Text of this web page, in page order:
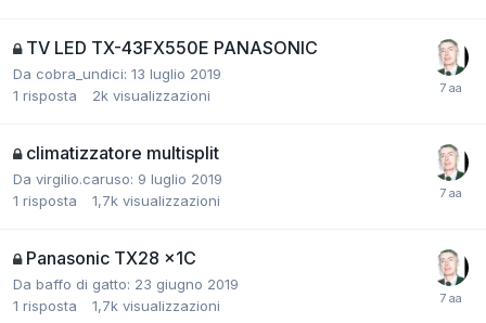
TV LED TX-43FX550E PANASONIC
Da cobra_undici: 13 luglio 2019
1 risposta 2k visualizzazioni
climatizzatore multisplit
Da virgilio.caruso: 9 luglio 2019
1 risposta 1,7k visualizzazioni
Panasonic TX28 x1C
Da baffo di gatto: 23 giugno 2019
1 risposta 1,7k visualizzazioni